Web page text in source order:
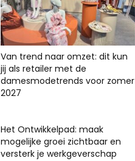
Van trend naar omzet: dit kun
jij als retailer met de
damesmodetrends voor zomer
2027
Het Ontwikkelpad: maak
mogelijke groei zichtbaar en
versterk je werkgeverschap